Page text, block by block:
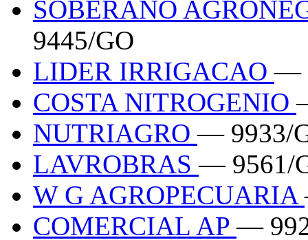
SOBERANO
9445/GO
LIDER IRRIGACAO—
COSTA NITROGENIO
NUTRIAGRO— 9933/
LAVROBRAS— 9561/
W G AGROPECUARIA
COMERCIAL AP—